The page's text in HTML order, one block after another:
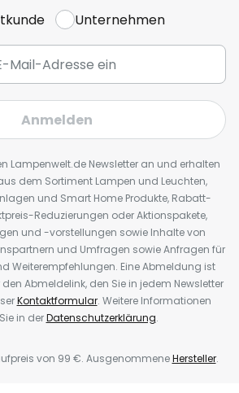
Unternehmen
Anmelden
Lampenwelt.de Newsletter an und erhalten
dem Sortiment Lampen und Leuchten,
und Smart Home Produkte, Rabatt-
Reduzierungen oder Aktionspakete,
und -vorstellungen sowie Inhalte von
und Umfragen sowie Anfragen für
Weiterempfehlungen. Eine Abmeldung ist
Abmeldelink, den Sie in jedem Newsletter
Kontaktformular. Weitere Informationen
in derDatenschutzerklärung.
von 99 €. AusgenommeneHersteller.